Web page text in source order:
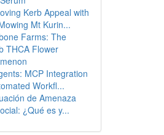
Kerb Appeal with
Mt Kurin...
Farms: The
THCA Flower
MCP Integration
Workfl...
de Amenaza
¿Qué es y...